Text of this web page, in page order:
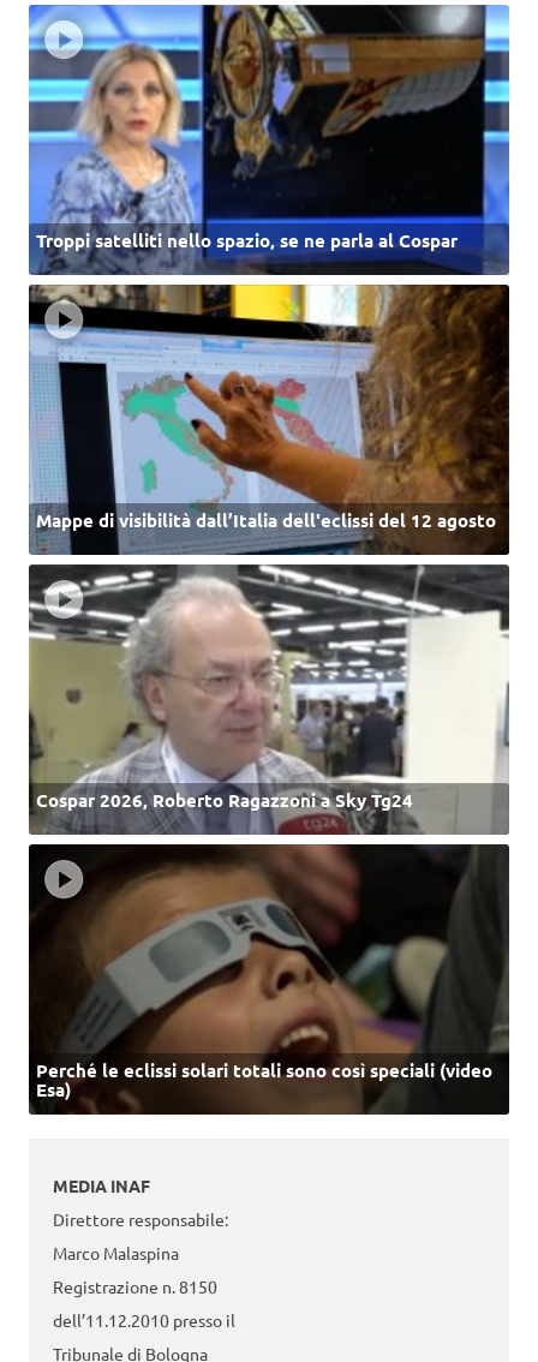
Troppi satelliti nello spazio, se ne parla al Cospar
Mappe di visibilità dall’Italia dell'eclissi del 12 agosto
Cospar 2026, Roberto Ragazzoni a Sky Tg24
Perché le eclissi solari totali sono così speciali (video
Esa)
MEDIA INAF
Direttore responsabile:
Marco Malaspina
Registrazione n. 8150
dell’11.12.2010 presso il
Tribunale di Bologna